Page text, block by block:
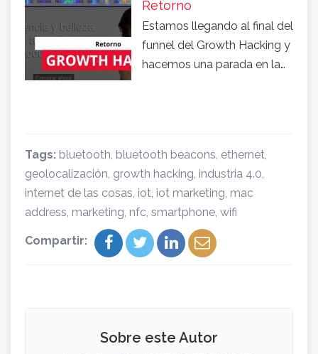
Retorno
Estamos llegando al final del
funnel del Growth Hacking y
hacemos una parada en la…
Tags: bluetooth, bluetooth beacons, ethernet,
geolocalización, growth hacking, industria 4.0,
internet de las cosas, iot, iot marketing, mac
address, marketing, nfc, smartphone, wifi
Compartir:
Sobre este Autor